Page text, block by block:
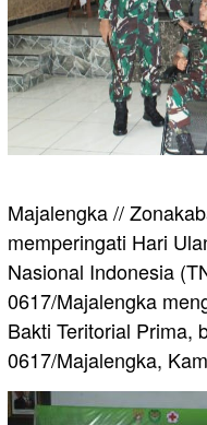
Majalengka //
memperingati Hari
Nasional Indonesia
0617/Majalengka
Bakti Teritorial Prima,
0617/Majalengka,